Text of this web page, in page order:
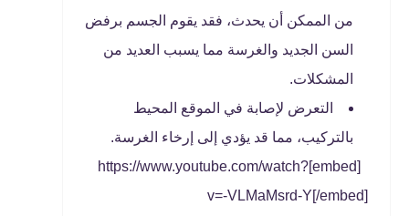
من الممكن أن يحدث، فقد يقوم الجسم برفض
السن الجديد والغرسة مما يسبب العديد من
المشكلات.
التعرض لإصابة في الموقع المحيط
بالتركيب، مما قد يؤدي إلى إرخاء الغرسة.
[embed]https://www.youtube.com/watch?
v=-VLMaMsrd-Y[/embed]